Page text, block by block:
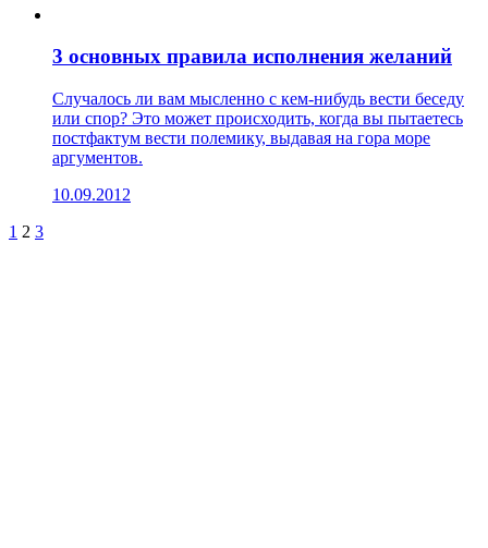
3 основных правила исполнения желаний
Случалось ли вам мысленно с кем-нибудь вести беседу
или спор? Это может происходить, когда вы пытаетесь
постфактум вести полемику, выдавая на гора море
аргументов.
10.09.2012
1 2 3